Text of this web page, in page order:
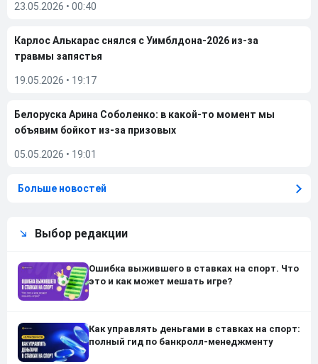
23.05.2026 • 00:40
Карлос Алькарас снялся с Уимблдона-2026 из-за
травмы запястья
19.05.2026 • 19:17
Белоруска Арина Соболенко: в какой-то момент мы
объявим бойкот из-за призовых
05.05.2026 • 19:01
Больше новостей
Выбор редакции
Ошибка выжившего в ставках на спорт. Что
это и как может мешать игре?
Как управлять деньгами в ставках на спорт:
полный гид по банкролл-менеджменту